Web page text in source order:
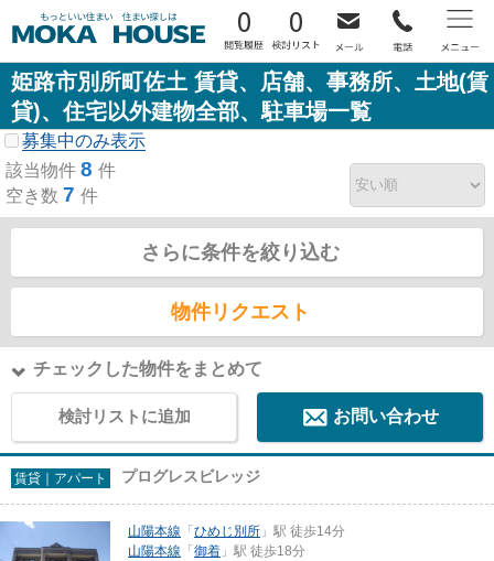
0 0
姫路市別所町佐土 賃貸、店舗、事務所、土地(賃
貸)、住宅以外建物全部、駐車場一覧
募集中のみ表示
該当物件 8 件
空き数 7 件
さらに条件を絞り込む
物件リクエスト
チェックした物件をまとめて
検討リストに追加 お問い合わせ
賃貸｜アパート プログレスビレッジ
山陽本線 「ひめじ別所 」駅 徒歩14分
山陽本線 「御着 」駅 徒歩18分